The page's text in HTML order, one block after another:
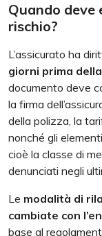
Quando deve
rischio?
L’assicurato ha
giorni prima
documento deve
la firma
della polizza, la
nonché gli
cioè la classe di
denunciati negli
Le modalità di
cambiate con
base al